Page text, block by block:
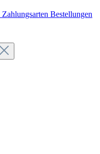
Zahlungsarten Bestellungen